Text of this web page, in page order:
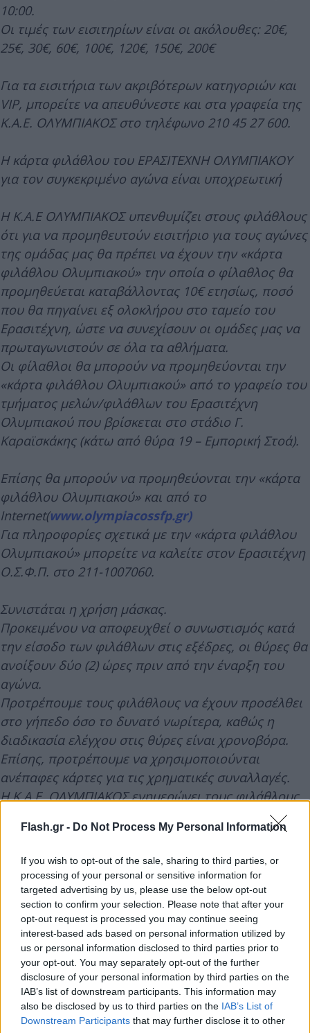
Flash.gr - Do Not Process My Personal Information
If you wish to opt-out of the sale, sharing to third parties, or
processing of your personal or sensitive information for
targeted advertising by us, please use the below opt-out
section to confirm your selection. Please note that after your
opt-out request is processed you may continue seeing
interest-based ads based on personal information utilized by
us or personal information disclosed to third parties prior to
your opt-out. You may separately opt-out of the further
disclosure of your personal information by third parties on the
IAB’s list of downstream participants. This information may
also be disclosed by us to third parties on the IAB’s List of
Downstream Participants that may further disclose it to other
10:00.
Οι τιμές των εισιτηρίων είναι οι ακόλουθες: 20€,
25€, 30€, 60€, 100€, 120€, 150€, 200€
Για τα εισιτήρια των ακριβότερων κατηγοριών και
VIP, μπορείτε να απευθύνεστε και στα γραφεία της
Κ.Α.Ε. ΟΛΥΜΠΙΑΚΟΣ στο τηλέφωνο 210 45 27 600.
Η κάρτα φιλάθλου του ΕΡΑΣΙΤΕΧΝΗ ΟΛΥΜΠΙΑΚΟΥ
για τον συγκεκριμένο αγώνα είναι υποχρεωτική
Η Κ.Α.Ε ΟΛΥΜΠΙΑΚΟΣ υπενθυμίζει στους φιλάθλους
ότι για να προμηθευτούν εισιτήριο για τους αγώνες
της ομάδας μας θα πρέπει να έχουν την «κάρτα
φιλάθλου Ολυμπιακού» την οποία ο φίλαθλος θα
προμηθεύεται καταβάλλοντας 10€ ετησίως, ποσό
που θα πηγαίνει εξ ολοκλήρου στο ταμείο του
Ερασιτέχνη, ώστε να συνεχίσουν οι ομάδες μας να
πρωταγωνιστούν σε όλα τα αθλήματα.
Οι φίλαθλοι θα μπορούν να προμηθεύονται την
«κάρτα φιλάθλου Ολυμπιακού» από το γραφείο του
τμήματος μελών/φιλάθλων του Ερασιτέχνη
Ολυμπιακού που βρίσκεται στο στάδιο Γ.
Καραϊσκάκης (κάτω από θύρα 19 – Εμπορική Στοά).
Επίσης θα μπορούν να προμηθεύονται την «κάρτα
φιλάθλου Ολυμπιακού» και από το
Internet(www.olympiacossfp.gr)
Για πληροφορίες σχετικά με την «κάρτα φιλάθλου
Ολυμπιακού» μπορείτε να καλείτε στον Ερασιτέχνη
Ο.Σ.Φ.Π. στο 211-1007060.
Συνιστάται η χρήση μάσκας.
Προκειμένου να αποφευχθεί ο συνωστισμός κατά
την είσοδο των φιλάθλων στις εξέδρες, οι θύρες θα
ανοίξουν δύο (2) ώρες πριν από την έναρξη του
αγώνα.
Προτρέπουμε τους φιλάθλους να έχουν προσέλθει
στο γήπεδο όσο το δυνατό νωρίτερα, καθώς η
διαδικασία ελέγχου στις θύρες είναι χρονοβόρα.
Επίσης, προτρέπουμε να χρησιμοποιούνται
ανέπαφες κάρτες για τις χρηματικές συναλλαγές.
Η Κ.Α.Ε. ΟΛΥΜΠΙΑΚΟΣ ενημερώνει τους φιλάθλους
ότι, για την προστασία τους, να προμηθεύονται
εισιτήρια μόνο μέσω των επίσημων καναλιών
Με βάση τον νέο Αθλητικό Νόμο π/ου ήδη είναι σε
ισχύ, η Κ.Α.Ε. ΟΛΥΜΠΙΑΚΟΣ ενημερώνει τους
φίλαθλους, ότι, για την αγορά κάθε εισιτηρίου με
οποιαδήποτε τρόπο (internet, εκδοτήρια, τηλ.
κέντρο κλπ.) είναι απαραίτητα τα εξής στοιχεία: το
ονοματεπώνυμο του κατόχου, ο αριθμός ΑΜΚΑ,
καθώς και το κινητό τηλέφωνο ή το email του.
Χωρίς την προσκόμιση των παραπάνω στοιχείων